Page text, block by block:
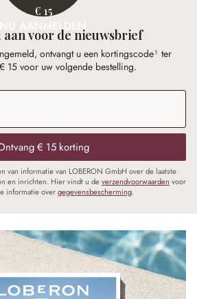
€ 15
NU AANMELDEN
aan voor de nieuwsbrief
ontvangt u een kortingscode¹ ter
15 voor uw volgende bestelling.
€ 15 korting
van informatie van LOBERON GmbH over de laatste
en inrichten. Hier vindt u deverzendvoorwaarden voor
informatie overgegevensbescherming.